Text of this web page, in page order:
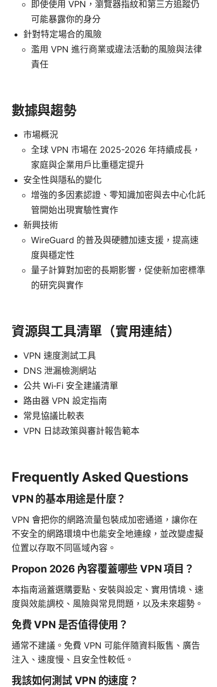
即使使用 VPN，瀏覽器指紋和第三方追蹤仍
可能暴露你的身分
針對特定場合的風險
濫用 VPN 進行商業或違法活動的風險與法律
責任
數據與趨勢
市場概況
全球 VPN 市場在 2025-2026 年持續成長，
家庭與企業用戶比重穩定提升
安全性與隱私的變化
增強的多因素認證、零知識加密與去中心化託
管開始出現實驗性實作
新興技術
WireGuard 的普及與硬體加速支援，提高速
度與穩定性
量子計算對加密的長期影響，促使新加密標準
的研究與實作
資源與工具清單（實用連結）
VPN 速度測試工具
DNS 泄漏檢測網站
公共 Wi‑Fi 安全建議清單
路由器 VPN 設定指南
常見協議比較表
VPN 日誌政策與審計報告範本
Frequently Asked Questions
VPN 的基本用途是什麼？
VPN 會把你的網路流量包裝成加密通道，讓你在
不安全的網路環境中也能安全地連線，並改變虛擬
位置以存取不同區域內容。
Propon 2026 內容覆蓋哪些 VPN 項目？
本指南涵蓋選購要點、安裝與設定、實用情境、速
度與效能調校、風險與常見問題，以及未來趨勢。
免費 VPN 是否值得使用？
通常不建議。免費 VPN 可能伴隨資料販售、廣告
注入、速度慢、且安全性較低。
我該如何測試 VPN 的速度？